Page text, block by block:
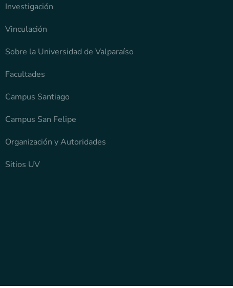
Investigación
Vinculación
Sobre la Universidad de Valparaíso
Facultades
Campus Santiago
Campus San Felipe
Organización y Autoridades
Sitios UV